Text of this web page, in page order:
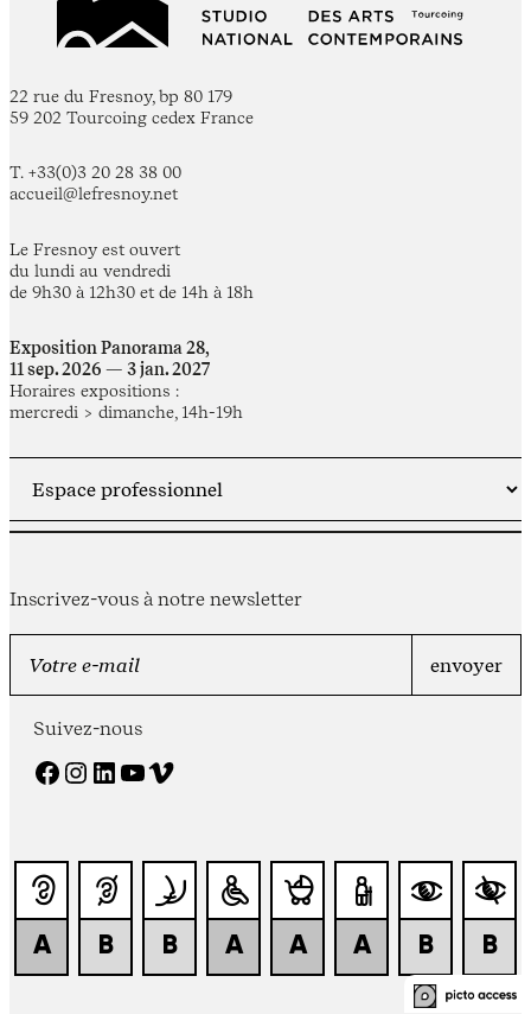
22 rue du Fresnoy, bp 80 179
59 202 Tourcoing cedex France
T. +33(0)3 20 28 38 00
accueil@lefresnoy.net
Le Fresnoy est ouvert
du lundi au vendredi
de 9h30 à 12h30 et de 14h à 18h
Exposition Panorama 28,
11 sep. 2026 — 3 jan. 2027
Horaires expositions :
mercredi > dimanche, 14h-19h
Inscrivez-vous à notre newsletter
Suivez-nous
Facebook Instagram LinkedIn YouTube Vimeo